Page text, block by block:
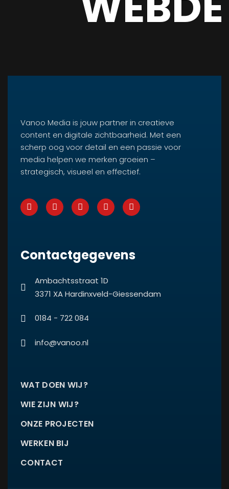
Vanoo Media is jouw partner in creatieve
content en digitale zichtbaarheid. Met een
scherp oog voor detail en een passie voor
media helpen we merken groeien –
strategisch, visueel en effectief.
Contactgegevens
Ambachtsstraat 1D
3371 XA Hardinxveld-Giessendam
0184 - 722 084
info@vanoo.nl
WAT DOEN WIJ?
WIE ZIJN WIJ?
ONZE PROJECTEN
WERKEN BIJ
CONTACT